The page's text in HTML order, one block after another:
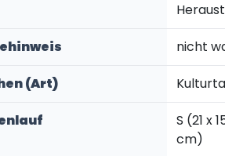
nicht
(Art)
S (21 x
cm)